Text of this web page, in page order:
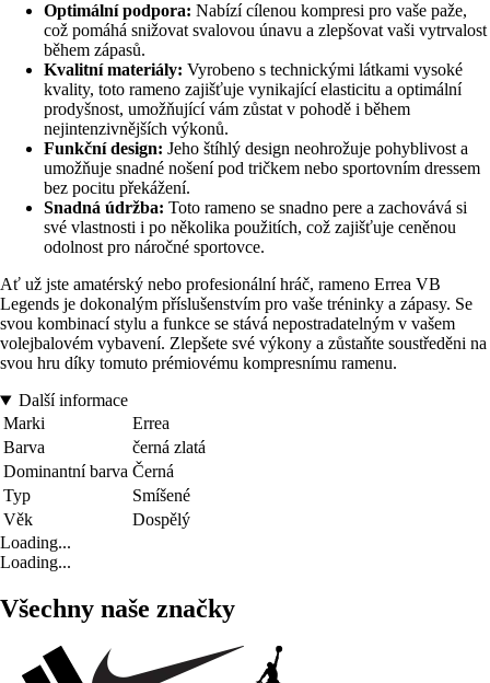
Optimální podpora: Nabízí cílenou kompresi pro vaše paže,
což pomáhá snižovat svalovou únavu a zlepšovat vaši vytrvalost
během zápasů.
Kvalitní materiály: Vyrobeno s technickými látkami vysoké
kvality, toto rameno zajišťuje vynikající elasticitu a optimální
prodyšnost, umožňující vám zůstat v pohodě i během
nejintenzivnějších výkonů.
Funkční design: Jeho štíhlý design neohrožuje pohyblivost a
umožňuje snadné nošení pod tričkem nebo sportovním dressem
bez pocitu překážení.
Snadná údržba: Toto rameno se snadno pere a zachovává si
své vlastnosti i po několika použitích, což zajišťuje ceněnou
odolnost pro náročné sportovce.
Ať už jste amatérský nebo profesionální hráč, rameno Errea VB
Legends je dokonalým příslušenstvím pro vaše tréninky a zápasy. Se
svou kombinací stylu a funkce se stává nepostradatelným v vašem
volejbalovém vybavení. Zlepšete své výkony a zůstaňte soustředěni na
svou hru díky tomuto prémiovému kompresnímu ramenu.
Další informace
Marki
Errea
Barva
černá zlatá
Dominantní barva Černá
Typ
Smíšené
Věk
Dospělý
Loading...
Loading...
Všechny naše značky